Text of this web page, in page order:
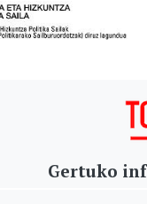
Gertuko